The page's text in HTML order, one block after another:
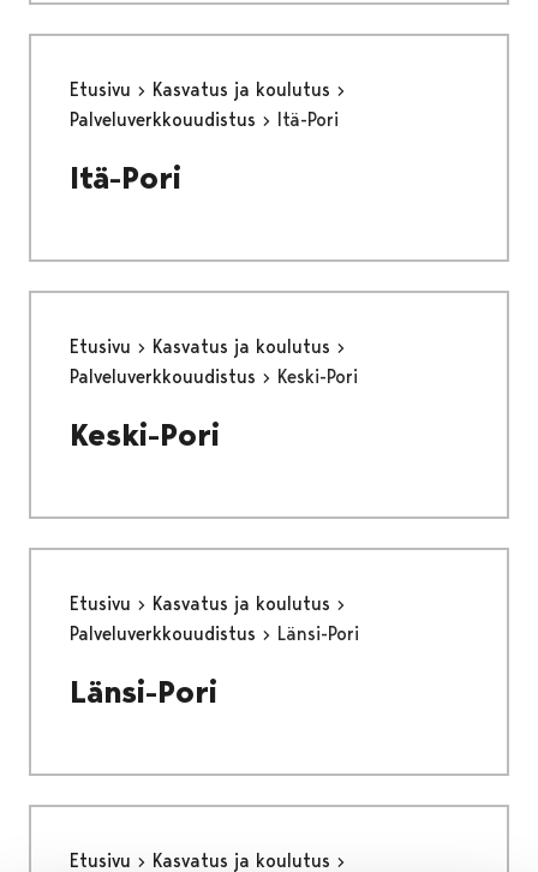
Etusivu
Kasvatus ja koulutus
Palveluverkkouudistus
Itä-Pori
Itä-Pori
Etusivu
Kasvatus ja koulutus
Palveluverkkouudistus
Keski-Pori
Keski-Pori
Etusivu
Kasvatus ja koulutus
Palveluverkkouudistus
Länsi-Pori
Länsi-Pori
Etusivu Kasvatus ja koulutus